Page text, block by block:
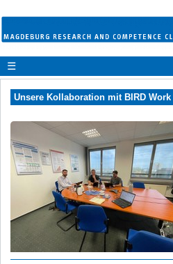
☰
Unsere Kollaboration mit BIRD Work